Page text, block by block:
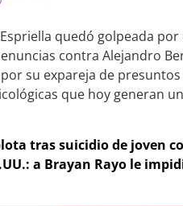
quedó golpeada
contra Alejandro
su expareja de
que hoy generan
tras suicidio de joven
a Brayan Rayo le